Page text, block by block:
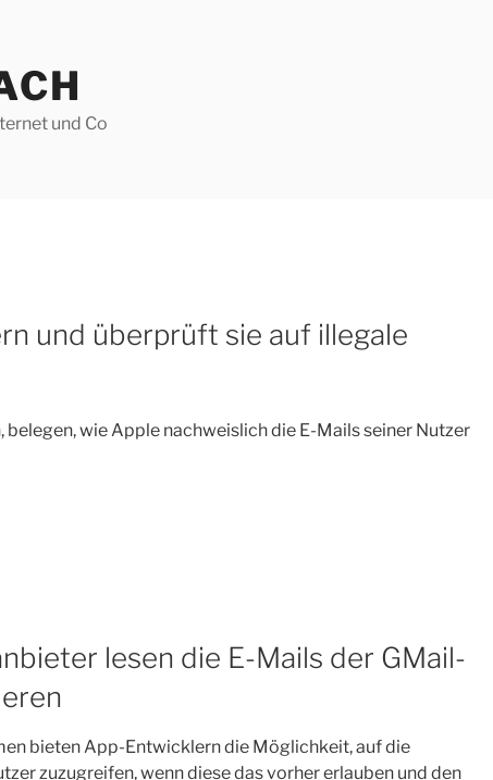
und Co
und überprüft sie auf illegale
wie Apple nachweislich die E-Mails seiner Nutzer
lesen die E-Mails der GMail-
bieten App-Entwicklern die Möglichkeit, auf die
zuzugreifen, wenn diese das vorher erlauben und den